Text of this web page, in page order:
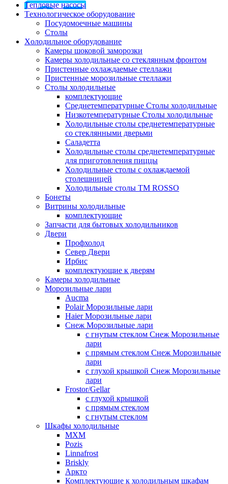
Tепловые насосы
Tехнологическое оборудование
Посудомоечные машины
Столы
Xолодильное оборудование
Камеры шоковой заморозки
Камеры холодильные со стеклянным фронтом
Пристенные охлаждаемые стеллажи
Пристенные морозильные стеллажи
Столы холодильные
комплектующие
Среднетемпературные Столы холодильные
Низкотемпературные Столы холодильные
Холодильные столы среднетемпературные
со стеклянными дверьми
Саладетта
Холодильные столы среднетемпературные
для приготовления пиццы
Холодильные столы с охлаждаемой
столешницей
Холодильные столы ТМ ROSSO
Бонеты
Витрины холодильные
комплектующие
Запчасти для бытовых холодильников
Двери
Профхолод
Север Двери
Ирбис
комплектующие к дверям
Камеры холодильные
Морозильные лари
Aucma
Polair Морозильные лари
Haier Морозильные лари
Снеж Морозильные лари
с гнутым стеклом Снеж Морозильные
лари
с прямым стеклом Снеж Морозильные
лари
с глухой крышкой Снеж Морозильные
лари
Frostor/Gellar
с глухой крышкой
с прямым стеклом
с гнутым стеклом
Шкафы холодильные
МХМ
Pozis
Linnafrost
Briskly
Аркто
Комплектующие к холодильным шкафам